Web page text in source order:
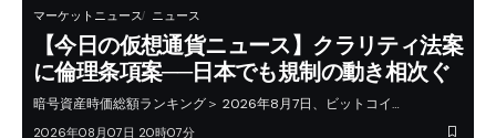
マーケットニュース ニュース
【今日の仮想通貨ニュース】クラリティ法案
に倫理条項案──日本でも規制の動き相次ぐ
暗号資産時価総額ランキング＞ 2026年8月7日、ビットコイ…
2026年08月07日 20時07分